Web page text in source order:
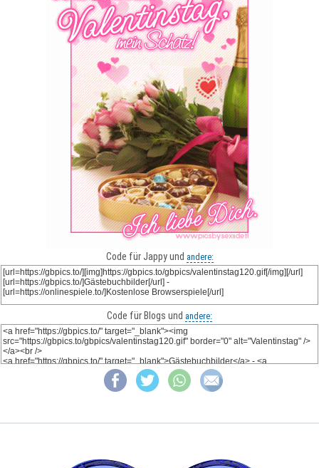
Code für Jappy und andere:
Code für Blogs und andere: